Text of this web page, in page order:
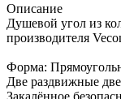
Описание
Душевой угол из
производителя
Форма:
Две раздвижные
Закалённое